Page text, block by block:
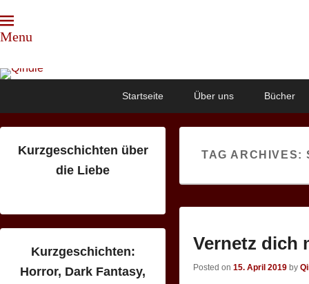
Menu
Qindie
Das Autorenkorrektiv
Startseite Über uns Bücher
TAG ARCHIVES:
Vernetz dich
Posted on 15. April 2019 by
Kurzgeschichten über
die Liebe
Kurzgeschichten:
Horror, Dark Fantasy,